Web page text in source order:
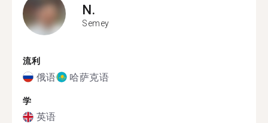
N.
Semey
流利
俄语 哈萨克语
学
英语